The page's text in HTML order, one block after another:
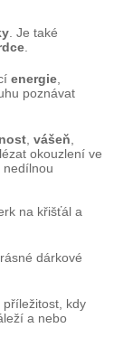
. Je také
.
energie,
poznávat
, vášeň,
okouzlení ve
nedílnou
na křišťál a
dárkové
příležitost, kdy
a nebo